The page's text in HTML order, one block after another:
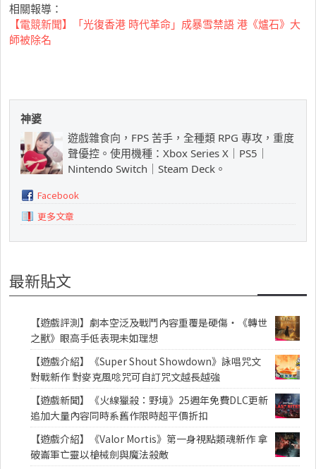
相關報導：
【電競新聞】「光復香港 時代革命」成暴雪禁語 港《爐石》大
師被除名
神婆
遊戲雜食向，FPS 苦手，全種類 RPG 專攻，重度
聲優控。使用機種：Xbox Series X｜PS5｜
Nintendo Switch｜Steam Deck。
Facebook
更多文章
最新貼文
【遊戲評測】劇本空泛及戰鬥內容重覆是硬傷・《轉世
之獸》眼高手低表現未如理想
【遊戲介紹】《Super Shout Showdown》詠唱咒文
對戰新作 對麥克風唸咒可自訂咒文越長越強
【遊戲新聞】《火線獵殺：野境》25週年免費DLC更新
追加大量內容同時系舊作限時超平價折扣
【遊戲介紹】《Valor Mortis》第一身視點類魂新作 拿
破崙軍亡靈以槍械劍與魔法殺敵